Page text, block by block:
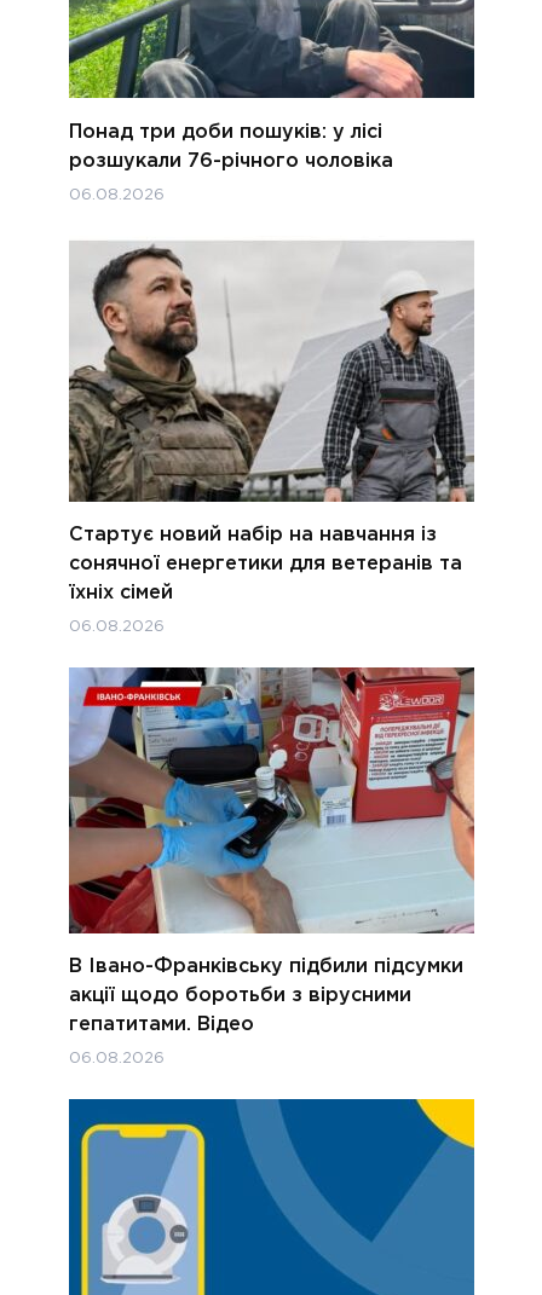
Понад три доби пошуків: у лісі
розшукали 76-річного чоловіка
06.08.2026
Стартує новий набір на навчання із
сонячної енергетики для ветеранів та
їхніх сімей
06.08.2026
В Івано-Франківську підбили підсумки
акції щодо боротьби з вірусними
гепатитами. Відео
06.08.2026